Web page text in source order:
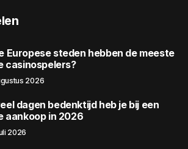
Europese steden hebben de meeste
casinospelers?
2026
dagen bedenktijd heb je bij een
aankoop in 2026
2026